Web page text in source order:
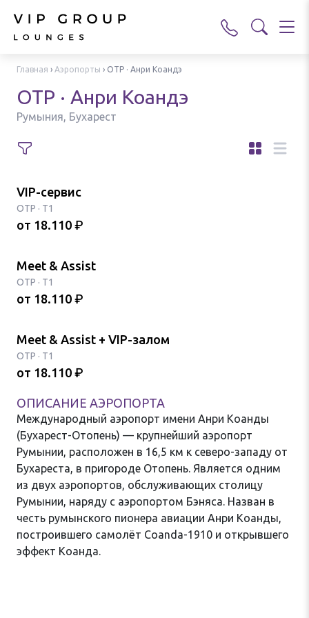
Главная › Аэропорты › OTP · Анри Коандэ
OTP · Анри Коандэ
Румыния, Бухарест
VIP-сервис
OTP · T1
от 18.110 ₽
Meet & Assist
OTP · T1
от 18.110 ₽
Meet & Assist + VIP-залом
OTP · T1
от 18.110 ₽
ОПИСАНИЕ АЭРОПОРТА
Международный аэропорт имени Анри Коанды
(Бухарест-Отопень) — крупнейший аэропорт
Румынии, расположен в 16,5 км к северо-западу от
Бухареста, в пригороде Отопень. Является одним
из двух аэропортов, обслуживающих столицу
Румынии, наряду с аэропортом Бэняса. Назван в
честь румынского пионера авиации Анри Коанды,
построившего самолёт Coanda-1910 и открывшего
эффект Коанда.